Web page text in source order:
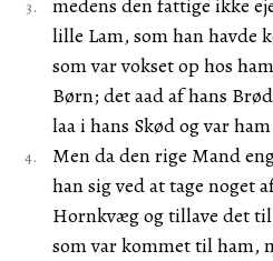
medens den fattige ikke
lille Lam, som han havde
som var vokset op hos
Børn; det aad af hans
laa i hans Skød og var
Men da den rige Mand
han sig ved at tage noget
Hornkvæg og tillave det
som var kommet til ham,